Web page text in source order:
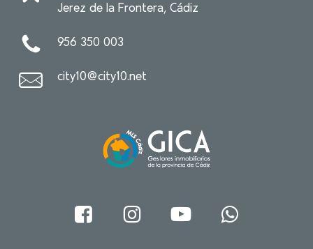
Jerez de la Frontera, Cádiz
956 350 003
city10@city10.net